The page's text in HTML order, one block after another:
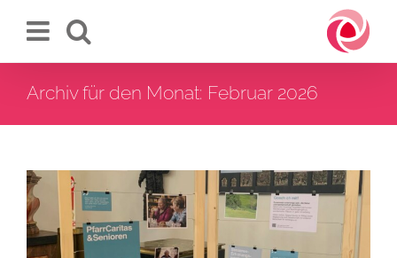
Inhalt
Archiv für den Monat: Februar 2026
„PfarrCaritas&DU“ –